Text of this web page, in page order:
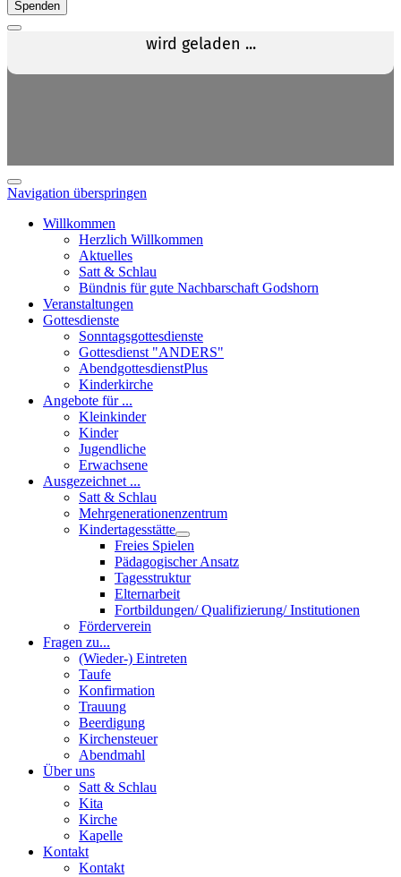
Spenden
Navigation überspringen
Willkommen
Herzlich Willkommen
Aktuelles
Satt & Schlau
Bündnis für gute Nachbarschaft Godshorn
Veranstaltungen
Gottesdienste
Sonntagsgottesdienste
Gottesdienst "ANDERS"
AbendgottesdienstPlus
Kinderkirche
Angebote für ...
Kleinkinder
Kinder
Jugendliche
Erwachsene
Ausgezeichnet ...
Satt & Schlau
Mehrgenerationenzentrum
Kindertagesstätte
Freies Spielen
Pädagogischer Ansatz
Tagesstruktur
Elternarbeit
Fortbildungen/ Qualifizierung/ Institutionen
Förderverein
Fragen zu...
(Wieder-) Eintreten
Taufe
Konfirmation
Trauung
Beerdigung
Kirchensteuer
Abendmahl
Über uns
Satt & Schlau
Kita
Kirche
Kapelle
Kontakt
Kontakt